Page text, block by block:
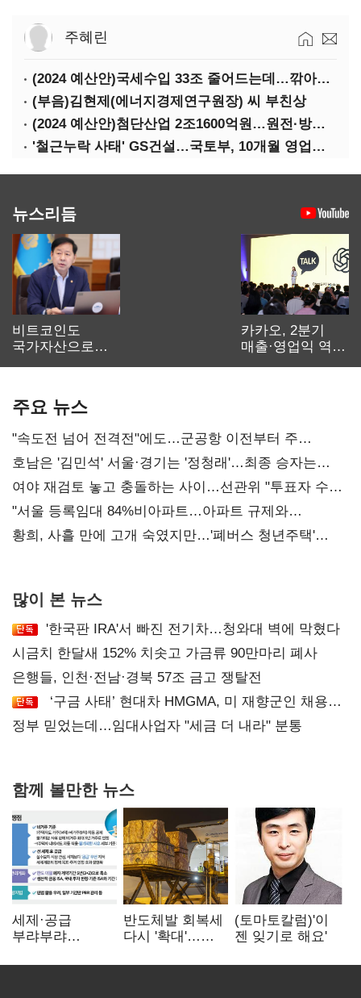
주혜린
(2024 예산안)국세수입 33조 줄어드는데…깎아주는 세금 '77조'
(부음)김현제(에너지경제연구원장) 씨 부친상
(2024 예산안)첨단산업 2조1600억원…원전·방산·플랜트에 1조3000억원
'철근누락 사태' GS건설…국토부, 10개월 영업정지 처분
뉴스리듬
비트코인도
국가자산으로…'
카카오, 2분기
매출·영업익 역대
주요 뉴스
"속도전 넘어 전격전"에도…군공항 이전부터 주
52시간까지 '뇌관'
호남은 '김민석' 서울·경기는 '정청래'…최종 승자는
'안갯속'
여야 재검토 놓고 충돌하는 사이…선관위 "투표자 수
오차 당연"
"서울 등록임대 84%비아파트…아파트 규제와
달리해야"
황희, 사흘 만에 고개 숙였지만…'폐버스 청년주택'
많이 본 뉴스
'한국판 IRA'서 빠진 전기차…청와대 벽에 막혔다
시금치 한달새 152% 치솟고 가금류 90만마리 폐사
은행들, 인천·전남·경북 57조 금고 쟁탈전
‘구금 사태’ 현대차 HMGMA, 미 재향군인 채용
확대로 분위기 반전
정부 믿었는데…임대사업자 "세금 더 내라" 분통
함께 볼만한 뉴스
세제·공급
부랴부랴
김윤덕' 책임론
반도체발 회복세
다시 '확대'…
5.8% 반등
(토마토칼럼)'이
젠 잊기로 해요'